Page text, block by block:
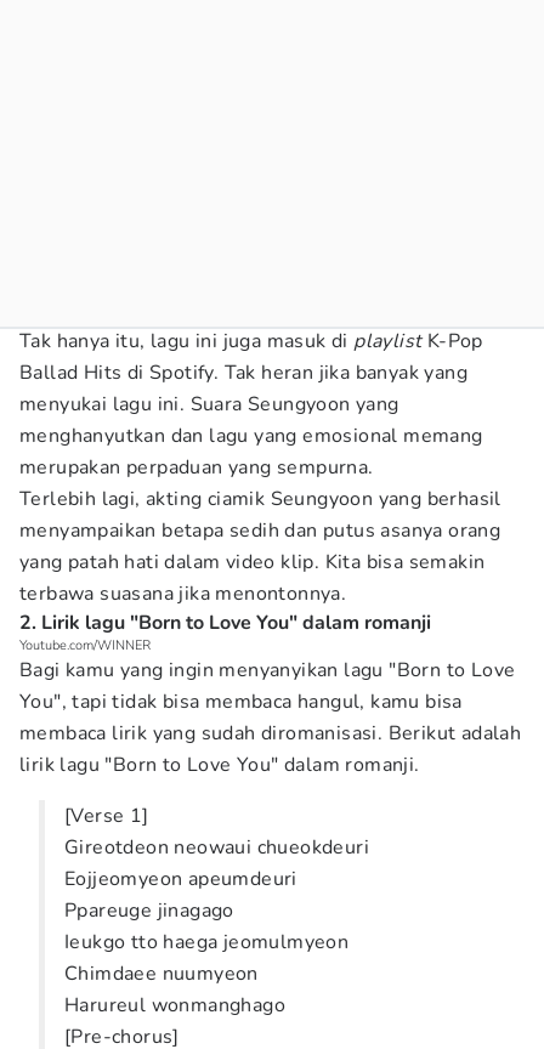
Tak hanya itu, lagu ini juga masuk di playlistK-Pop
Ballad Hits di Spotify. Tak heran jika banyak yang
menyukai lagu ini. Suara Seungyoon yang
menghanyutkan dan lagu yang emosional memang
merupakan perpaduan yang sempurna.
Terlebih lagi, akting ciamik Seungyoon yang berhasil
menyampaikan betapa sedih dan putus asanya orang
yang patah hati dalam video klip. Kita bisa semakin
terbawa suasana jika menontonnya.
2. Lirik lagu "Born to Love You" dalam romanji
Youtube.com/WINNER
Bagi kamu yang ingin menyanyikan lagu "Born to Love
You", tapi tidak bisa membaca hangul, kamu bisa
membaca lirik yang sudah diromanisasi. Berikut adalah
lirik lagu "Born to Love You" dalam romanji.
[Verse 1]
Gireotdeon neowaui chueokdeuri
Eojjeomyeon apeumdeuri
Ppareuge jinagago
Ieukgo tto haega jeomulmyeon
Chimdaee nuumyeon
Harureul wonmanghago
[Pre-chorus]